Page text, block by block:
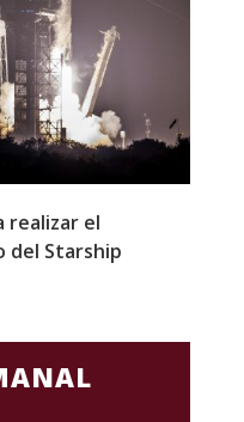
realizar el
del Starship